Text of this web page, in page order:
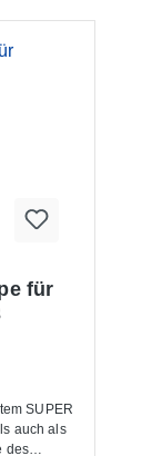
für
SUPER
auch als
des